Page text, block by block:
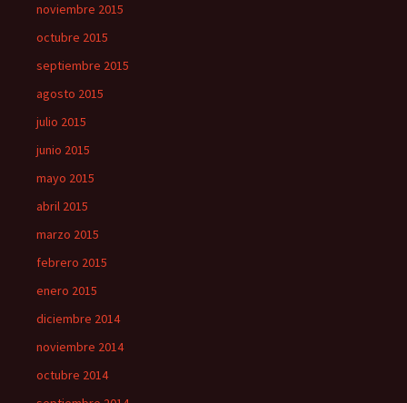
noviembre 2015
octubre 2015
septiembre 2015
agosto 2015
julio 2015
junio 2015
mayo 2015
abril 2015
marzo 2015
febrero 2015
enero 2015
diciembre 2014
noviembre 2014
octubre 2014